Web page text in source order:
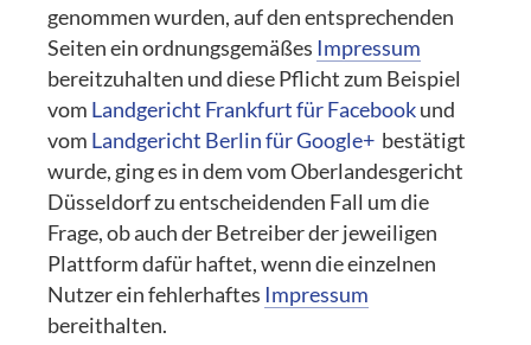
genommen wurden, auf den entsprechenden
Seiten ein ordnungsgemäßes Impressum
bereitzuhalten und diese Pflicht zum Beispiel
vom Landgericht Frankfurt für Facebookund
vom Landgericht Berlin für Google+ bestätigt
wurde, ging es in dem vom Oberlandesgericht
Düsseldorf zu entscheidenden Fall um die
Frage, ob auch der Betreiber der jeweiligen
Plattform dafür haftet, wenn die einzelnen
Nutzer ein fehlerhaftes Impressum
bereithalten.